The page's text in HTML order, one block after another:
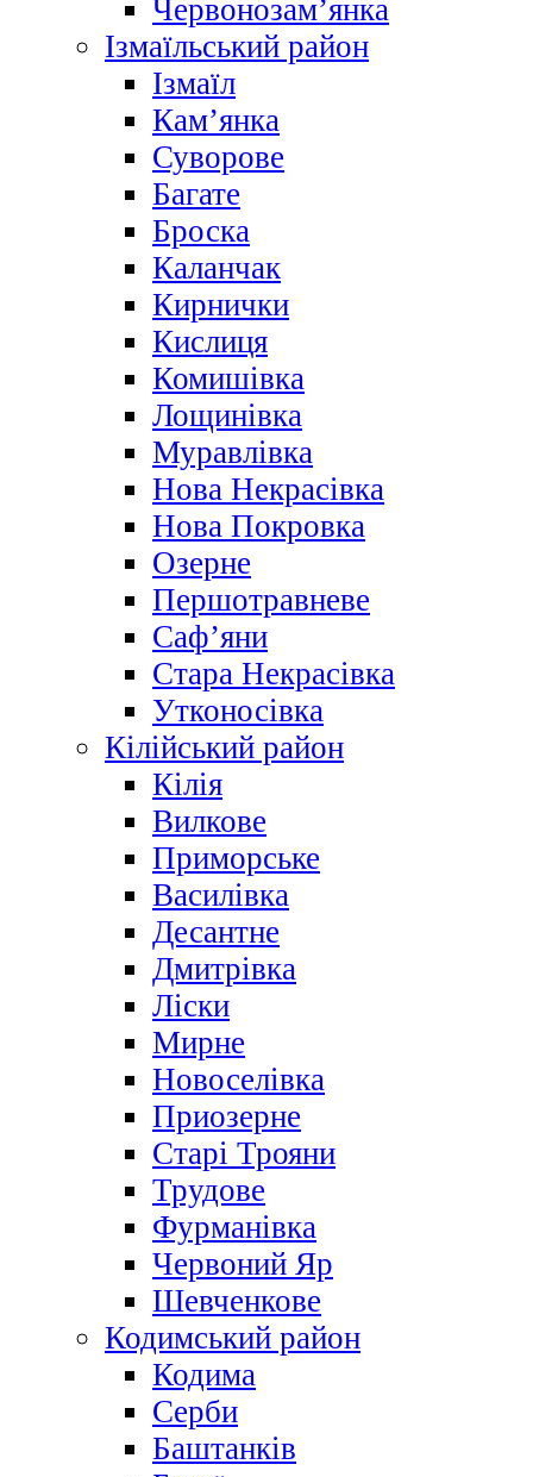
Червонозам’янка
Ізмаїльський район
Ізмаїл
Кам’янка
Суворове
Багате
Броска
Каланчак
Кирнички
Кислиця
Комишівка
Лощинівка
Муравлівка
Нова Некрасівка
Нова Покровка
Озерне
Першотравневе
Саф’яни
Стара Некрасівка
Утконосівка
Кілійський район
Кілія
Вилкове
Приморське
Василівка
Десантне
Дмитрівка
Ліски
Мирне
Новоселівка
Приозерне
Старі Трояни
Трудове
Фурманівка
Червоний Яр
Шевченкове
Кодимський район
Кодима
Серби
Баштанків